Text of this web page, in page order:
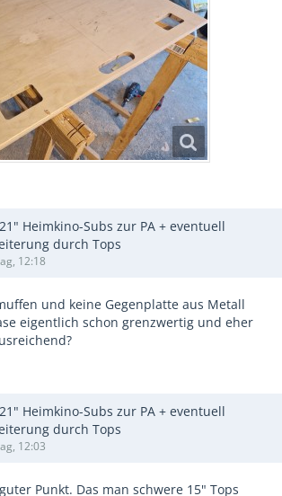
Heimkino-Subs zur PA + eventuell
durch Tops
12:18
und keine Gegenplatte aus Metall
eigentlich schon grenzwertig und eher
Heimkino-Subs zur PA + eventuell
durch Tops
12:03
Punkt. Das man schwere 15" Tops